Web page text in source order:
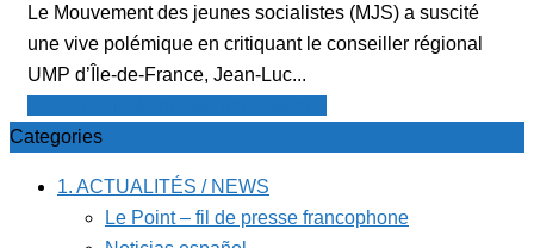
Le Mouvement des jeunes socialistes (MJS) a suscité
une vive polémique en critiquant le conseiller régional
UMP d’Île-de-France, Jean-Luc...
Categories
1. ACTUALITÉS / NEWS
Le Point – fil de presse francophone